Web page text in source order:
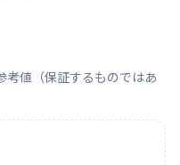
考値（保証するものではあ